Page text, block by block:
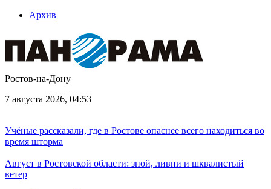
Архив
Ростов-на-Дону
7 августа 2026, 04:53
Учёные рассказали, где в Ростове опаснее всего находиться во
время шторма
Август в Ростовской области: зной, ливни и шквалистый
ветер